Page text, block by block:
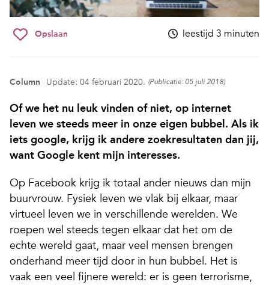
Opslaan leestijd 3 minuten
Column Update: 04 februari 2020. (Publicatie: 05 juli 2018)
Of we het nu leuk vinden of niet, op internet
leven we steeds meer in onze eigen bubbel. Als ik
iets google, krijg ik andere zoekresultaten dan jij,
want Google kent mijn interesses.
Op Facebook krijg ik totaal ander nieuws dan mijn
buurvrouw. Fysiek leven we vlak bij elkaar, maar
virtueel leven we in verschillende werelden. We
roepen wel steeds tegen elkaar dat het om de
echte wereld gaat, maar veel mensen brengen
onderhand meer tijd door in hun bubbel. Het is
vaak een veel fijnere wereld: er is geen terrorisme,